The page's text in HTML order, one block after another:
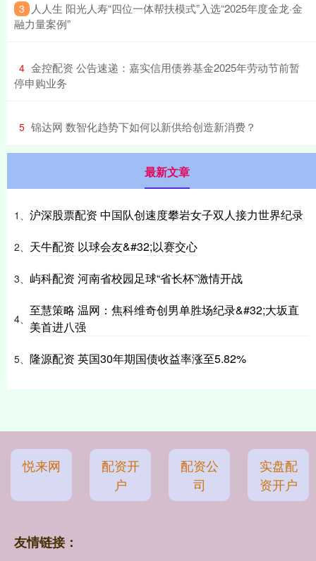
3 ​人人生 阳光人寿“四位一体帮扶模式”入选“2025年度金龙·金
融力量案例”
4 ​金控配资 公告速递：嘉实信用债券基金2025年劳动节前暂
停申购业务
5 ​锦达网 数智化趋势下如何以新供给创造新消费？
最新文章
1、 沪深股票配资 中国队创速度攀岩女子双人接力世界纪录
2、 天牛配资 以球会友&#32;以赛交心
3、 屿科配资 河南省校园足球“省长杯”激情开战
4、
至慧策略 温网：焦科维奇创男单胜场纪录&#32;大坂直
美首进八强
5、 隆源配资 英国30年期国债收益率涨至5.82%
悦来网
配资开
户
配资公
司
实盘配
资开户
友情链接：